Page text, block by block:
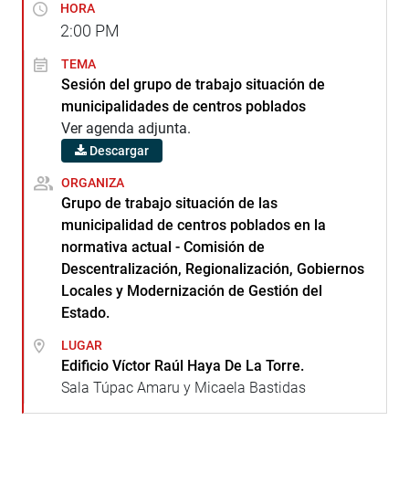
HORA
2:00 PM
TEMA
Sesión del grupo de trabajo situación de
municipalidades de centros poblados
Ver agenda adjunta.
Descargar
ORGANIZA
Grupo de trabajo situación de las
municipalidad de centros poblados en la
normativa actual - Comisión de
Descentralización, Regionalización, Gobiernos
Locales y Modernización de Gestión del
Estado.
LUGAR
Edificio Víctor Raúl Haya De La Torre.
Sala Túpac Amaru y Micaela Bastidas